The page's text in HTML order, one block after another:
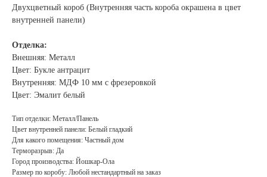
Двухцветный короб (Внутренняя часть короба окрашена в цвет
внутренней панели)
Отделка:
Внешняя: Металл
Цвет: Букле антрацит
Внутренняя: МДФ 10 мм с фрезеровкой
Цвет: Эмалит белый
Тип отделки: Металл/Панель
Цвет внутренней панели: Белый гладкий
Для какого помещения: Частный дом
Терморазрыв: Да
Город производства: Йошкар-Ола
Размер по коробу: Любой нестандартный на заказ